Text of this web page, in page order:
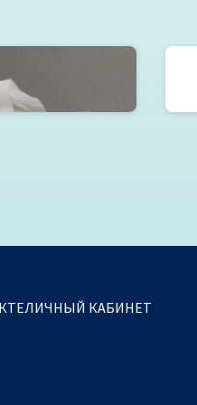
тип 1
ЛИЧНЫЙ КАБИНЕТ